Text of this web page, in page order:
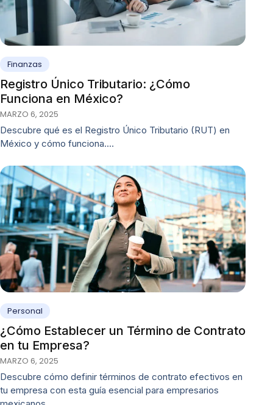
Finanzas
Registro Único Tributario: ¿Cómo
Funciona en México?
MARZO 6, 2025
Descubre qué es el Registro Único Tributario (RUT) en
México y cómo funciona.…
Personal
¿Cómo Establecer un Término de Contrato
en tu Empresa?
MARZO 6, 2025
Descubre cómo definir términos de contrato efectivos en
tu empresa con esta guía esencial para empresarios